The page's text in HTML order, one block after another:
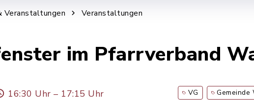
Veranstaltungen Veranstaltungen
im Pfarrverband
16:30 Uhr – 17:15 Uhr
VG Gemeinde